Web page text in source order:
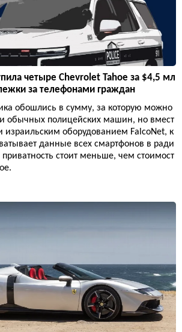
четыре Chevrolet Tahoe за $4,5 мл
за телефонами граждан
обошлись в сумму, за которую можно
обычных полицейских машин, но вмест
израильским оборудованием FalcoNet, к
данные всех смартфонов в ради
стоит меньше, чем стоимост